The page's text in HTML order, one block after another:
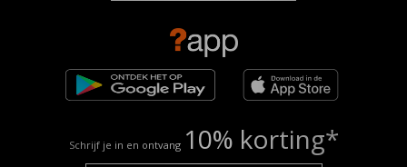
Schrijf je in en ontvang 10% korting*